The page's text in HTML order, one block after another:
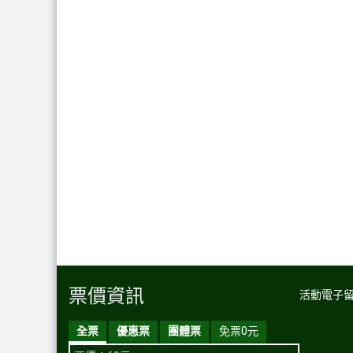
票價資訊
全票 優惠票 團體票
免票0元
活動電子